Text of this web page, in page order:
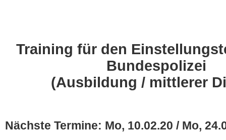
Training für den
Bundespolizei
(Ausbildung / mittlerer
Nächste Termine: Mo, 10.02.20 / Mo,